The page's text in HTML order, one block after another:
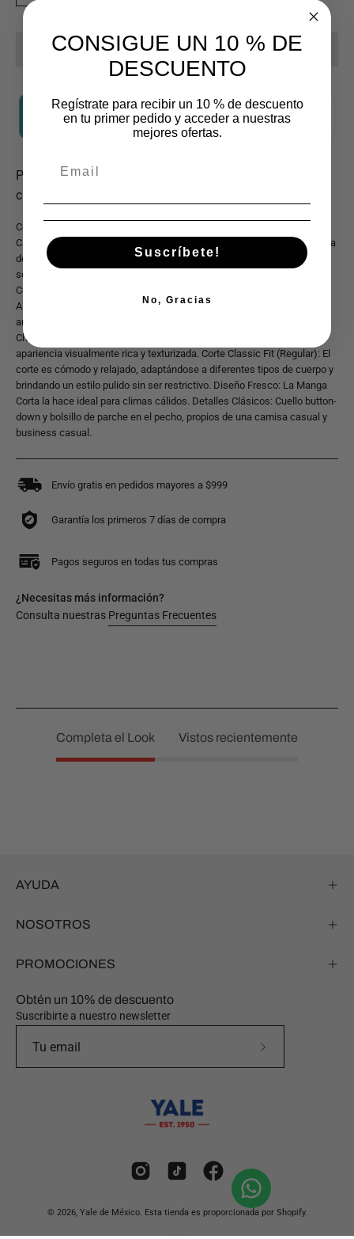
cantidad
cantidad
AGOTADO - AVÍSAME CUANDO ESTÉ DISPONIBLE
Comodidad y Estilo Casual con Acabado Chazarilla. La Camisa de
Caballero Yale (Modelo 4710) es una prenda versátil para el guardarropa
de negocios casual. Su tejido Chazarilla ofrece una textura sutilmente
sofisticada, perfecta para el día a día. Características Destacadas:
Composición Balanceada (55/45% POL/ALG): La mezcla de Poliéster y
Algodón proporciona un equilibrio entre frescura y resistencia a las
arrugas, asegurando un fácil mantenimiento y comodidad. Tejido
Chazarilla: Una tela con un patrón de hilos entretejidos que le da una
apariencia visualmente rica y texturizada. Corte Classic Fit (Regular): El
corte es cómodo y relajado, adaptándose a diferentes tipos de cuerpo y
brindando un estilo pulido sin ser restrictivo. Diseño Fresco: La Manga
Corta la hace ideal para climas cálidos. Detalles Clásicos: Cuello button-
down y bolsillo de parche en el pecho, propios de una camisa casual y
business casual.
Envío gratis en pedidos mayores a $999
Garantía los primeros 7 días de compra
Pagos seguros en todas tus compras
¿Necesitas más información?
Consulta nuestras Preguntas Frecuentes
Completa el Look Vistos recientemente
AYUDA
NOSOTROS
PROMOCIONES
Obtén un 10% de descuento
Suscribirte a nuestro newsletter
© 2026, Yale de México. Esta tienda es proporcionada por Shopify.
CONSIGUE UN 10 % DE
DESCUENTO
Regístrate para recibir un 10 % de descuento
en tu primer pedido y acceder a nuestras
mejores ofertas.
Suscríbete!
No, Gracias